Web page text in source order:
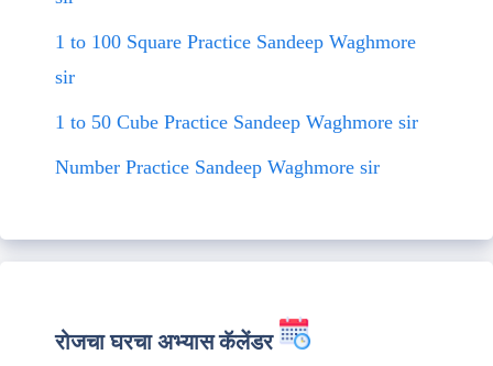
1 to 100 Square Practice Sandeep Waghmore
sir
1 to 50 Cube Practice Sandeep Waghmore sir
Number Practice Sandeep Waghmore sir
रोजचा घरचा अभ्यास कॅलेंडर